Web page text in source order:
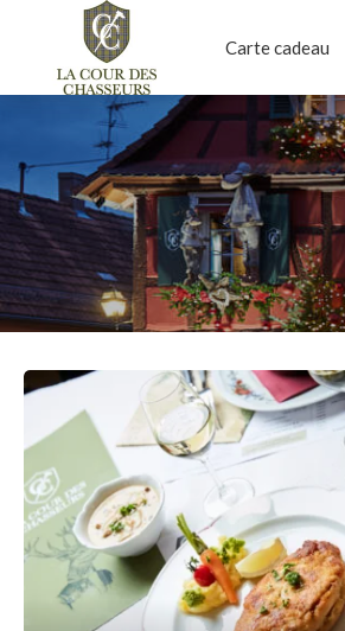
Carte cadeau